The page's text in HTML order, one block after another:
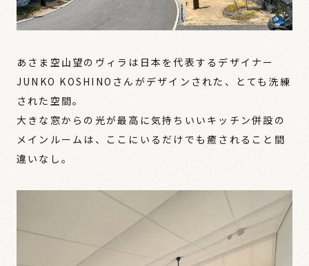
あさま空山望のヴィラは日本を代表するデザイナー
JUNKO KOSHINOさんがデザインされた、とても洗練
された空間。
大きな窓からの光が最高に気持ちいいキッチン併設の
メインルームは、ここにいるだけでも癒されること間
違いなし。